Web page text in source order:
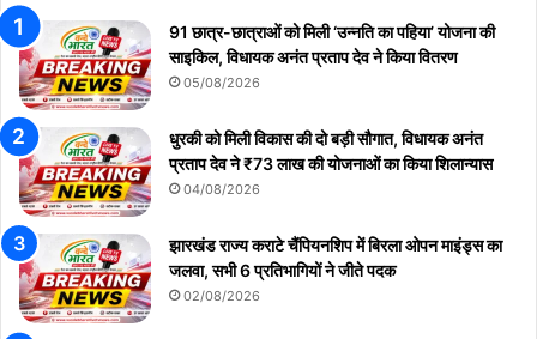
91 छात्र-छात्राओं को मिली ‘उन्नति का पहिया’ योजना की
साइकिल, विधायक अनंत प्रताप देव ने किया वितरण
05/08/2026
धुरकी को मिली विकास की दो बड़ी सौगात, विधायक अनंत
प्रताप देव ने ₹73 लाख की योजनाओं का किया शिलान्यास
04/08/2026
झारखंड राज्य कराटे चैंपियनशिप में बिरला ओपन माइंड्स का
जलवा, सभी 6 प्रतिभागियों ने जीते पदक
02/08/2026